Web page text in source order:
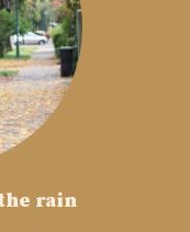
rain